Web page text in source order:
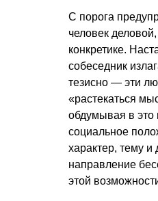
С порога
человек
конкретике.
собеседник
тезисно — эти
«растекаться
обдумывая в
социальное
характер, тему
направление
этой